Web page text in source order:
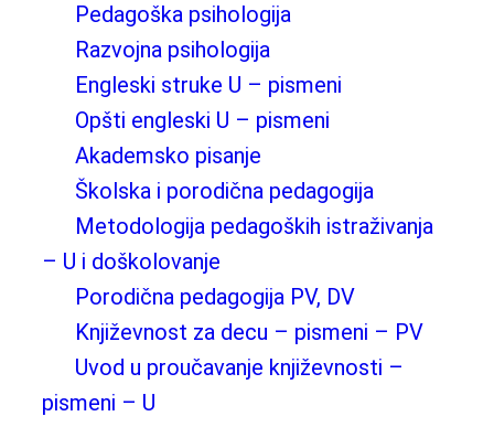
Pedagoška psihologija
Razvojna psihologija
Engleski struke U – pismeni
Opšti engleski U – pismeni
Akademsko pisanje
Školska i porodična pedagogija
Metodologija pedagoških istraživanja
– U i doškolovanje
Porodična pedagogija PV, DV
Književnost za decu – pismeni – PV
Uvod u proučavanje književnosti –
pismeni – U